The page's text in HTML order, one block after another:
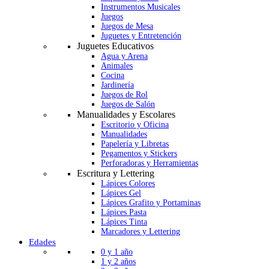
Instrumentos Musicales
Juegos
Juegos de Mesa
Juguetes y Entretención
Juguetes Educativos
Agua y Arena
Animales
Cocina
Jardinería
Juegos de Rol
Juegos de Salón
Manualidades y Escolares
Escritorio y Oficina
Manualidades
Papelería y Libretas
Pegamentos y Stickers
Perforadoras y Herramientas
Escritura y Lettering
Lápices Colores
Lápices Gel
Lápices Grafito y Portaminas
Lápices Pasta
Lápices Tinta
Marcadores y Lettering
Edades
0 y 1 año
1 y 2 años